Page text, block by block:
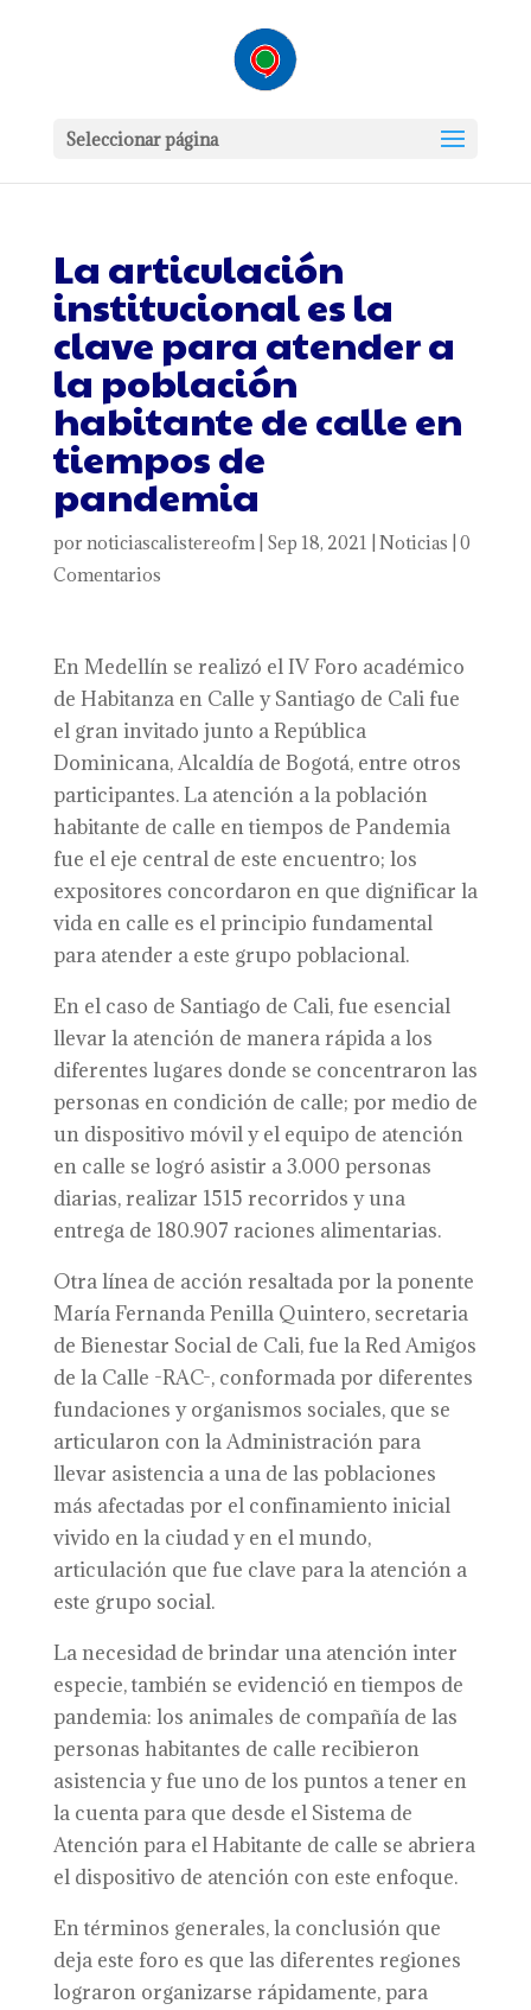
Seleccionar página
La articulación
institucional es la
clave para atender a
la población
habitante de calle en
tiempos de
pandemia
por noticiascalistereofm| Sep 18, 2021 Noticias 0
Comentarios
En Medellín se realizó el IV Foro académico
de Habitanza en Calle y Santiago de Cali fue
el gran invitado junto a República
Dominicana, Alcaldía de Bogotá, entre otros
participantes. La atención a la población
habitante de calle en tiempos de Pandemia
fue el eje central de este encuentro; los
expositores concordaron en que dignificar la
vida en calle es el principio fundamental
para atender a este grupo poblacional.
En el caso de Santiago de Cali, fue esencial
llevar la atención de manera rápida a los
diferentes lugares donde se concentraron las
personas en condición de calle; por medio de
un dispositivo móvil y el equipo de atención
en calle se logró asistir a 3.000 personas
diarias, realizar 1515 recorridos y una
entrega de 180.907 raciones alimentarias.
Otra línea de acción resaltada por la ponente
María Fernanda Penilla Quintero, secretaria
de Bienestar Social de Cali, fue la Red Amigos
de la Calle -RAC-, conformada por diferentes
fundaciones y organismos sociales, que se
articularon con la Administración para
llevar asistencia a una de las poblaciones
más afectadas por el confinamiento inicial
vivido en la ciudad y en el mundo,
articulación que fue clave para la atención a
este grupo social.
La necesidad de brindar una atención inter
especie, también se evidenció en tiempos de
pandemia: los animales de compañía de las
personas habitantes de calle recibieron
asistencia y fue uno de los puntos a tener en
la cuenta para que desde el Sistema de
Atención para el Habitante de calle se abriera
el dispositivo de atención con este enfoque.
En términos generales, la conclusión que
deja este foro es que las diferentes regiones
lograron organizarse rápidamente, para